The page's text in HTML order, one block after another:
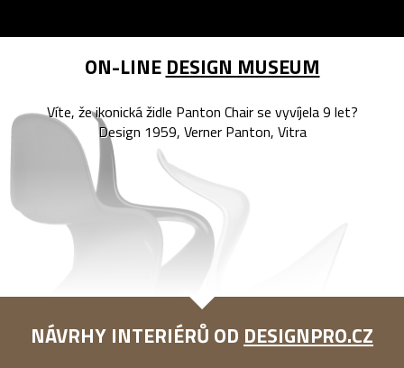
ON-LINE DESIGN MUSEUM
Víte, že ikonická židle Panton Chair se vyvíjela 9 let?
Design 1959, Verner Panton, Vitra
NÁVRHY INTERIÉRŮ OD DESIGNPRO.CZ